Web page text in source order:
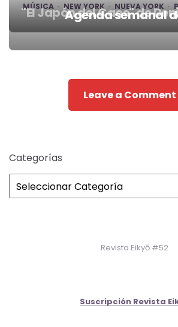
MÚSICA
NEW YORK NUEVA YORK
Post
navigation
"El Japón del Caos" de
Agenda semanal
Leave a Comment
Categorías
Revista Eikyō #52
Suscripción Revista